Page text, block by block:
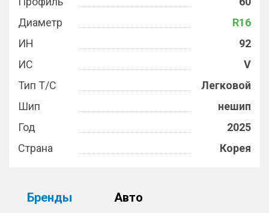
Диаметр
R16
ИН
92
ИС
V
Тип Т/С
Легковой
Шип
нешип
Год
2025
Страна
Корея
Бренды
Авто